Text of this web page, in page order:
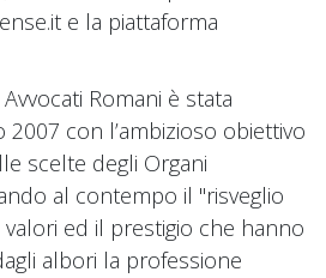
e la piattaforma
Romani è stata
2007 con l’ambizioso obiettivo
scelte degli Organi
al contempo il "risveglio
ed il prestigio che hanno
albori la professione